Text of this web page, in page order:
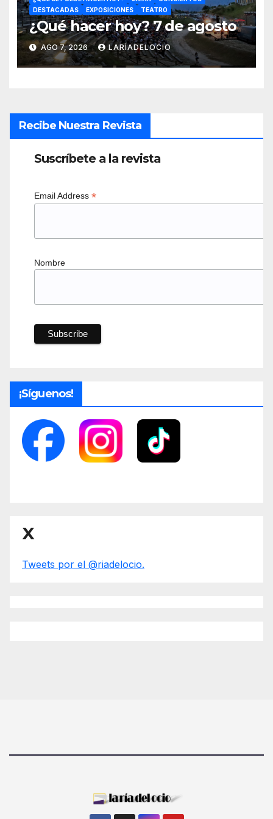
DESTACADAS
EXPOSICIONES TEATRO
¿Qué hacer hoy? 7 de agosto
AGO 7, 2026 LARÍADELOCIO
Recibe Nuestra Revista
Suscríbete a la revista
Email Address *
Nombre
¡Síguenos!
X
Tweets por el @riadelocio.